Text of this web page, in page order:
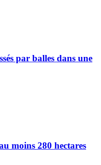
par balles dans une
moins 280 hectares